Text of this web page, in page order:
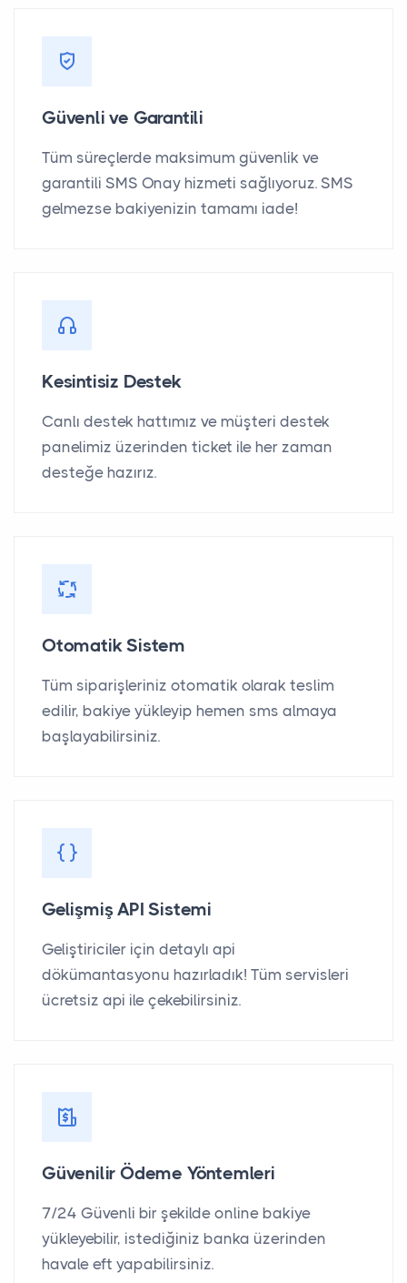
Güvenli ve Garantili
Tüm süreçlerde maksimum güvenlik ve
garantili SMS Onay hizmeti sağlıyoruz. SMS
gelmezse bakiyenizin tamamı iade!
Kesintisiz Destek
Canlı destek hattımız ve müşteri destek
panelimiz üzerinden ticket ile her zaman
desteğe hazırız.
Otomatik Sistem
Tüm siparişleriniz otomatik olarak teslim
edilir, bakiye yükleyip hemen sms almaya
başlayabilirsiniz.
Gelişmiş API Sistemi
Geliştiriciler için detaylı api
dökümantasyonu hazırladık! Tüm servisleri
ücretsiz api ile çekebilirsiniz.
Güvenilir Ödeme Yöntemleri
7/24 Güvenli bir şekilde online bakiye
yükleyebilir, istediğiniz banka üzerinden
havale eft yapabilirsiniz.